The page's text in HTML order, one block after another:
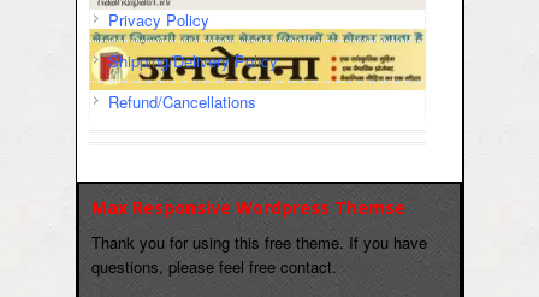
Privacy Policy
Shipping/Delivery Policy
Refund/Cancellations
Max Responsive Wordpress Themse
Thank you for using this free theme. If you have
questions, please feel free contact.